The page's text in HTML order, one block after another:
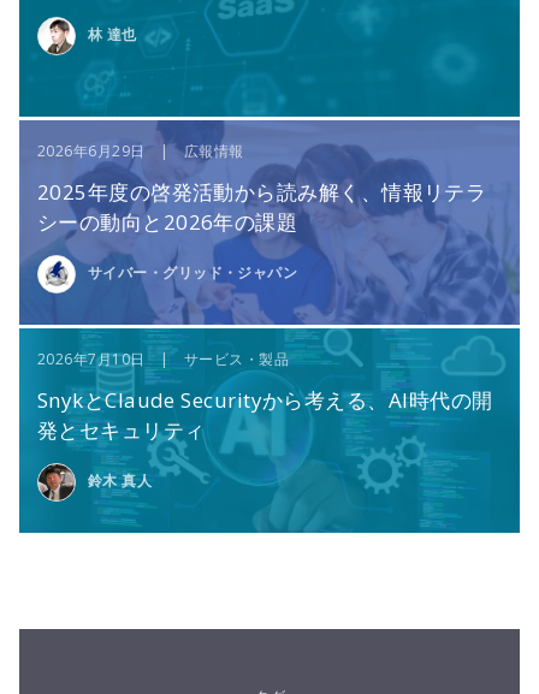
林 達也
2026年6月29日 | 広報情報
2025年度の啓発活動から読み解く、情報リテラ
シーの動向と2026年の課題
サイバー・グリッド・ジャパン
2026年7月10日 | サービス・製品
SnykとClaude Securityから考える、AI時代の開
発とセキュリティ
鈴木 真人